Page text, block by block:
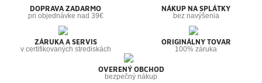
DOPRAVA ZADARMO
pri objednávke nad 39€
NÁKUP NA SPLÁTKY
bez navýšenia
ZÁRUKA A SERVIS
v certifikovaných strediskách
ORIGINÁLNY TOVAR
100% záruka
OVERENÝ OBCHOD
bezpečný nákup